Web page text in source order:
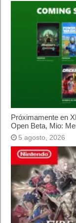
Próximamente en
Open Beta, Mio:
5 agosto, 2026